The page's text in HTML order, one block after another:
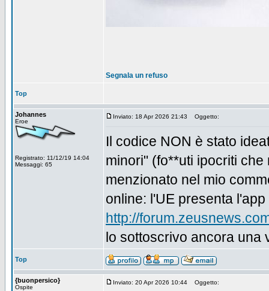
Segnala un refuso
Top
Johannes
Eroe
Registrato: 11/12/19 14:04
Messaggi: 65
Inviato: 18 Apr 2026 21:43 Oggetto:
Il codice NON è stato
minori" (fo**uti ipocriti
menzionato nel mio
online: l'UE presenta
http://
lo sottoscrivo ancora una
Top
{buonpersico}
Ospite
Inviato: 20 Apr 2026 10:44 Oggetto: